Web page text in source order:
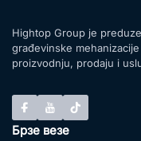
Hightop Group je
građevinske
proizvodnju, prodaju i
Брзе везе